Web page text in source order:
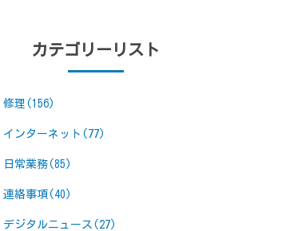
カテゴリーリスト
修理(156)
インターネット(77)
日常業務(85)
連絡事項(40)
デジタルニュース(27)